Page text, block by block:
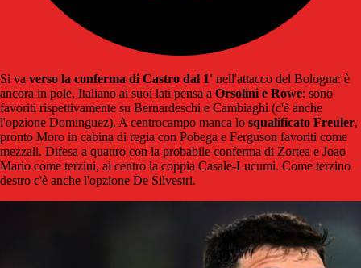
Si va verso la conferma di Castro dal 1' nell'attacco del Bologna: è
ancora in pole, Italiano ai suoi lati pensa a Orsolini e Rowe: sono
favoriti rispettivamente su Bernardeschi e Cambiaghi (c'è anche
l'opzione Dominguez). A centrocampo manca lo squalificato Freuler,
pronto Moro in cabina di regia con Pobega e Ferguson favoriti come
mezzali. Difesa a quattro con la probabile conferma di Zortea e Joao
Mario come terzini, al centro la coppia Casale-Lucumi. Come terzino
destro c'è anche l'opzione De Silvestri.